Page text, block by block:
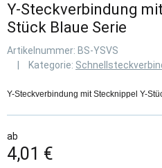
Y-Steckverbindung
Stück Blaue Serie
Artikelnummer: BS-YSVS
Kategorie:
Y-Steckverbindung mit Stecknippel Y-
ab
4,01 €